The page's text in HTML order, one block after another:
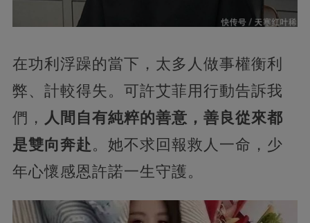
在功利浮躁的當下，太多人做事權衡利
弊、計較得失。可許艾菲用行動告訴我
們， 人間自有純粹的善意，善良從來都
是雙向奔赴。她不求回報救人一命，少
年心懷感恩許諾一生守護。